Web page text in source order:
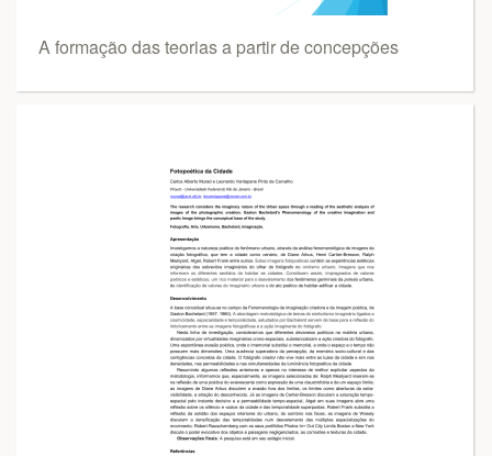
A formação das teorias a partir de concepções